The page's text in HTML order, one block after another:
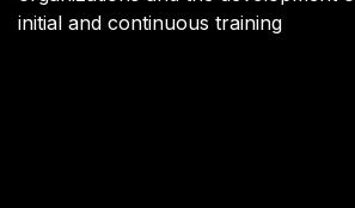
initial and continuous training